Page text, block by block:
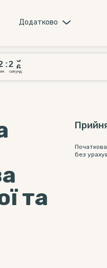
Додатково
:
2
2
4
5
секунд
та
без